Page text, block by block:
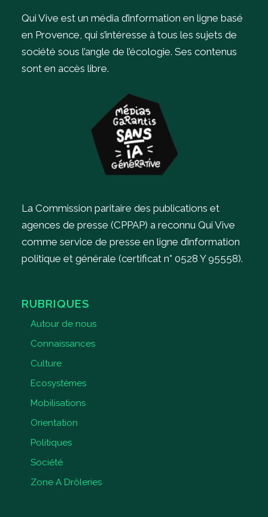
Qui Vive est un média d’information en ligne basé
en Provence, qui s’intéresse à tous les sujets de
société sous l’angle de l’écologie. Ses contenus
sont en accès libre.
La Commission paritaire des publications et
agences de presse (CPPAP) a reconnu Qui Vive
comme service de presse en ligne d’information
politique et générale (certificat n° 0528 Y 95558).
RUBRIQUES
Autour de nous
Connaissances
Culture
Ecosystèmes
Mobilisations
Orientation
Politiques
Société
Zone A Drôleries